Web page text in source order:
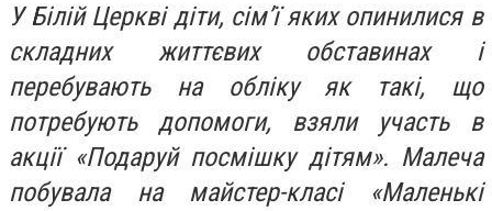
У Білій Церкві діти, сім’ї яких опинилися в
складних життєвих обставинах і
перебувають на обліку як такі, що
потребують допомоги, взяли участь в
акції «Подаруй посмішку дітям». Малеча
побувала на майстер-класі «Маленькі